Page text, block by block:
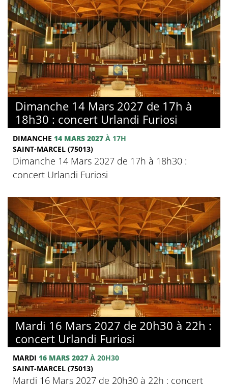
Dimanche 14 Mars 2027 de 17h à
18h30 : concert Urlandi Furiosi
DIMANCHE 14 MARS 2027 À 17H
SAINT-MARCEL (75013)
Dimanche 14 Mars 2027 de 17h à 18h30 :
concert Urlandi Furiosi
Mardi 16 Mars 2027 de 20h30 à 22h :
concert Urlandi Furiosi
MARDI 16 MARS 2027 À 20H30
SAINT-MARCEL (75013)
Mardi 16 Mars 2027 de 20h30 à 22h : concert